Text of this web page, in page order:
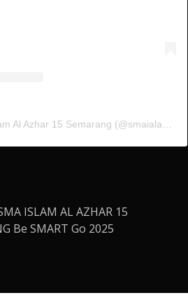
ISLAM AL AZHAR 15
Be SMART Go 2025